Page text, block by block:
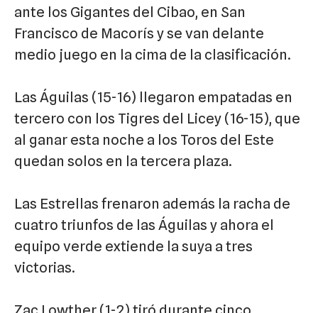
ante los Gigantes del Cibao, en San
Francisco de Macorís y se van delante
medio juego en la cima de la clasificación.
Las Águilas (15-16) llegaron empatadas en
tercero con los Tigres del Licey (16-15), que
al ganar esta noche a los Toros del Este
quedan solos en la tercera plaza.
Las Estrellas frenaron además la racha de
cuatro triunfos de las Águilas y ahora el
equipo verde extiende la suya a tres
victorias.